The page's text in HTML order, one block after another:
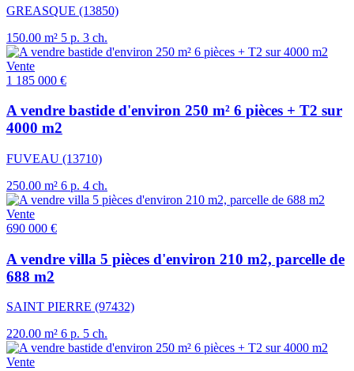
GREASQUE (13850)
150.00 m² 5 p. 3 ch.
Vente
1 185 000 €
A vendre bastide d'environ 250 m² 6 pièces + T2 sur
4000 m2
FUVEAU (13710)
250.00 m² 6 p. 4 ch.
Vente
690 000 €
A vendre villa 5 pièces d'environ 210 m2, parcelle de
688 m2
SAINT PIERRE (97432)
220.00 m² 6 p. 5 ch.
Vente